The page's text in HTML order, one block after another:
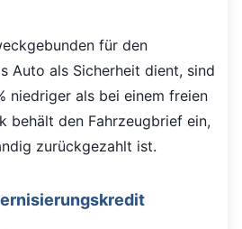
für den
Auto als Sicherheit dient, sind
niedriger als bei einem freien
behält den Fahrzeugbrief ein,
zurückgezahlt ist.